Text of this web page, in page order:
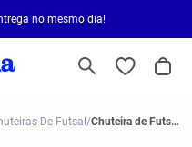
no mesmo dia!
De Futsal Chuteira de Futsal Joma Liga 5 Masculino Vermelho e Branco